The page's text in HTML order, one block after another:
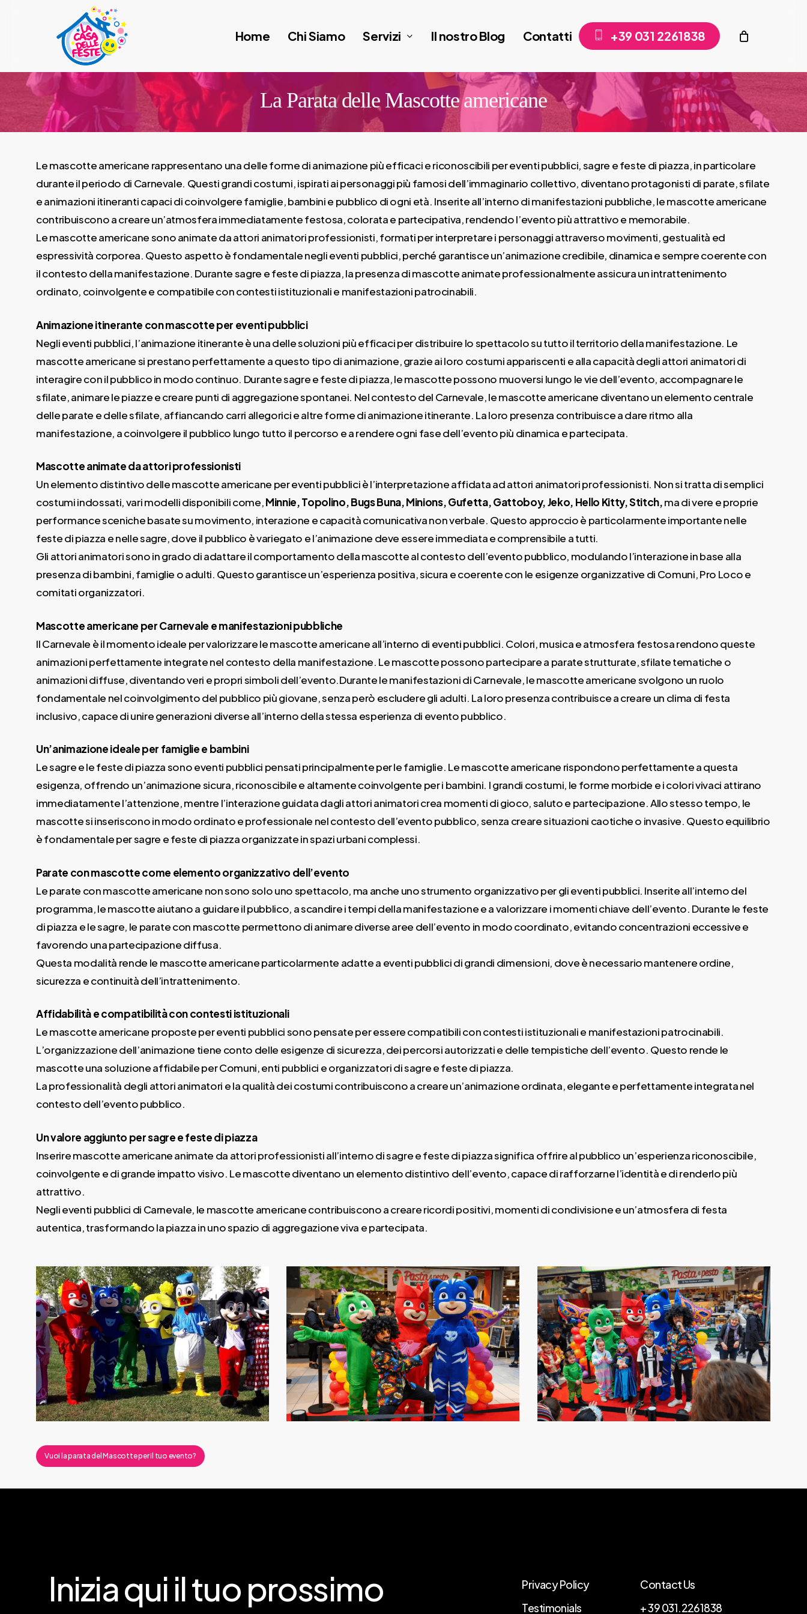
Home Chi Siamo Servizi Il nostro Blog Contatti +39 031 2261838
La Parata delle Mascotte americane
Le mascotte americane rappresentano una delle forme di animazione più efficaci e riconoscibili per eventi pubblici, sagre e feste di piazza, in particolare
durante il periodo di Carnevale. Questi grandi costumi, ispirati ai personaggi più famosi dell’immaginario collettivo, diventano protagonisti di parate, sfilate
e animazioni itineranti capaci di coinvolgere famiglie, bambini e pubblico di ogni età. Inserite all’interno di manifestazioni pubbliche, le mascotte americane
contribuiscono a creare un’atmosfera immediatamente festosa, colorata e partecipativa, rendendo l’evento più attrattivo e memorabile.
Le mascotte americane sono animate da attori animatori professionisti, formati per interpretare i personaggi attraverso movimenti, gestualità ed
espressività corporea. Questo aspetto è fondamentale negli eventi pubblici, perché garantisce un’animazione credibile, dinamica e sempre coerente con
il contesto della manifestazione. Durante sagre e feste di piazza, la presenza di mascotte animate professionalmente assicura un intrattenimento
ordinato, coinvolgente e compatibile con contesti istituzionali e manifestazioni patrocinabili.
Animazione itinerante con mascotte per eventi pubblici
Negli eventi pubblici, l’animazione itinerante è una delle soluzioni più efficaci per distribuire lo spettacolo su tutto il territorio della manifestazione. Le
mascotte americane si prestano perfettamente a questo tipo di animazione, grazie ai loro costumi appariscenti e alla capacità degli attori animatori di
interagire con il pubblico in modo continuo. Durante sagre e feste di piazza, le mascotte possono muoversi lungo le vie dell’evento, accompagnare le
sfilate, animare le piazze e creare punti di aggregazione spontanei. Nel contesto del Carnevale, le mascotte americane diventano un elemento centrale
delle parate e delle sfilate, affiancando carri allegorici e altre forme di animazione itinerante. La loro presenza contribuisce a dare ritmo alla
manifestazione, a coinvolgere il pubblico lungo tutto il percorso e a rendere ogni fase dell’evento più dinamica e partecipata.
Mascotte animate da attori professionisti
Un elemento distintivo delle mascotte americane per eventi pubblici è l’interpretazione affidata ad attori animatori professionisti. Non si tratta di semplici
costumi indossati, vari modelli disponibili come,Minnie, Topolino, Bugs Buna, Minions, Gufetta, Gattoboy, Jeko, Hello Kitty, Stitch,ma di vere e proprie
performance sceniche basate su movimento, interazione e capacità comunicativa non verbale. Questo approccio è particolarmente importante nelle
feste di piazza e nelle sagre, dove il pubblico è variegato e l’animazione deve essere immediata e comprensibile a tutti.
Gli attori animatori sono in grado di adattare il comportamento della mascotte al contesto dell’evento pubblico, modulando l’interazione in base alla
presenza di bambini, famiglie o adulti. Questo garantisce un’esperienza positiva, sicura e coerente con le esigenze organizzative di Comuni, Pro Loco e
comitati organizzatori.
Mascotte americane per Carnevale e manifestazioni pubbliche
Il Carnevale è il momento ideale per valorizzare le mascotte americane all’interno di eventi pubblici. Colori, musica e atmosfera festosa rendono queste
animazioni perfettamente integrate nel contesto della manifestazione. Le mascotte possono partecipare a parate strutturate, sfilate tematiche o
animazioni diffuse, diventando veri e propri simboli dell’evento.Durante le manifestazioni di Carnevale, le mascotte americane svolgono un ruolo
fondamentale nel coinvolgimento del pubblico più giovane, senza però escludere gli adulti. La loro presenza contribuisce a creare un clima di festa
inclusivo, capace di unire generazioni diverse all’interno della stessa esperienza di evento pubblico.
Un’animazione ideale per famiglie e bambini
Le sagre e le feste di piazza sono eventi pubblici pensati principalmente per le famiglie. Le mascotte americane rispondono perfettamente a questa
esigenza, offrendo un’animazione sicura, riconoscibile e altamente coinvolgente per i bambini. I grandi costumi, le forme morbide e i colori vivaci attirano
immediatamente l’attenzione, mentre l’interazione guidata dagli attori animatori crea momenti di gioco, saluto e partecipazione. Allo stesso tempo, le
mascotte si inseriscono in modo ordinato e professionale nel contesto dell’evento pubblico, senza creare situazioni caotiche o invasive. Questo equilibrio
è fondamentale per sagre e feste di piazza organizzate in spazi urbani complessi.
Parate con mascotte come elemento organizzativo dell’evento
Le parate con mascotte americane non sono solo uno spettacolo, ma anche uno strumento organizzativo per gli eventi pubblici. Inserite all’interno del
programma, le mascotte aiutano a guidare il pubblico, a scandire i tempi della manifestazione e a valorizzare i momenti chiave dell’evento. Durante le feste
di piazza e le sagre, le parate con mascotte permettono di animare diverse aree dell’evento in modo coordinato, evitando concentrazioni eccessive e
favorendo una partecipazione diffusa.
Questa modalità rende le mascotte americane particolarmente adatte a eventi pubblici di grandi dimensioni, dove è necessario mantenere ordine,
sicurezza e continuità dell’intrattenimento.
Affidabilità e compatibilità con contesti istituzionali
Le mascotte americane proposte per eventi pubblici sono pensate per essere compatibili con contesti istituzionali e manifestazioni patrocinabili.
L’organizzazione dell’animazione tiene conto delle esigenze di sicurezza, dei percorsi autorizzati e delle tempistiche dell’evento. Questo rende le
mascotte una soluzione affidabile per Comuni, enti pubblici e organizzatori di sagre e feste di piazza.
La professionalità degli attori animatori e la qualità dei costumi contribuiscono a creare un’animazione ordinata, elegante e perfettamente integrata nel
contesto dell’evento pubblico.
Un valore aggiunto per sagre e feste di piazza
Inserire mascotte americane animate da attori professionisti all’interno di sagre e feste di piazza significa offrire al pubblico un’esperienza riconoscibile,
coinvolgente e di grande impatto visivo. Le mascotte diventano un elemento distintivo dell’evento, capace di rafforzarne l’identità e di renderlo più
attrattivo.
Negli eventi pubblici di Carnevale, le mascotte americane contribuiscono a creare ricordi positivi, momenti di condivisione e un’atmosfera di festa
autentica, trasformando la piazza in uno spazio di aggregazione viva e partecipata.
mascotte-
americane-
animate-
eventi-
bambini-
feste-
di-
piazza
parata-
mascotte-
americane-
eventi-
pubblici-
carnevale-
feste-
di-
piazza
mascotte-
americane-
animate-
eventi-
bambini-
feste-
di-
piazza-
disney
Vuoi la parata del Mascotte per il tuo evento?
Iniziaquiiltuoprossimo
Privacy Policy
Testimonials
Contact Us
+ 39 031.2261838